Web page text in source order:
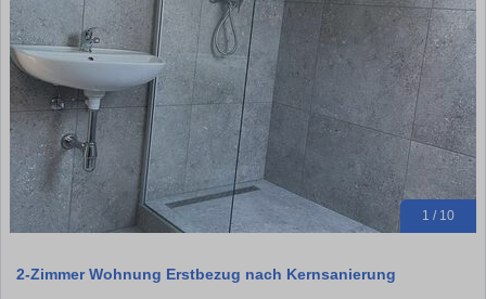
1 / 10
2-Zimmer Wohnung Erstbezug nach Kernsanierung